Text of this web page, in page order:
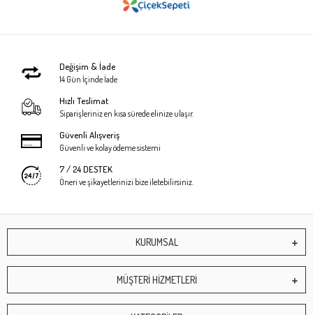
Değişim & İade
14 Gün İçinde İade
Hızlı Teslimat
Siparişleriniz en kısa sürede elinize ulaşır.
Güvenli Alışveriş
Güvenli ve kolay ödeme sistemi
7 / 24 DESTEK
Öneri ve şikayetlerinizi bize iletebilirsiniz.
KURUMSAL
MÜŞTERİ HİZMETLERİ